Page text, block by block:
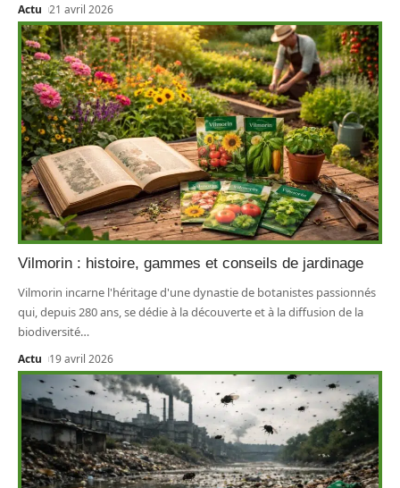
Actu 21 avril 2026
Vilmorin : histoire, gammes et conseils de jardinage
Vilmorin incarne l'héritage d'une dynastie de botanistes passionnés
qui, depuis 280 ans, se dédie à la découverte et à la diffusion de la
biodiversité…
Actu 19 avril 2026